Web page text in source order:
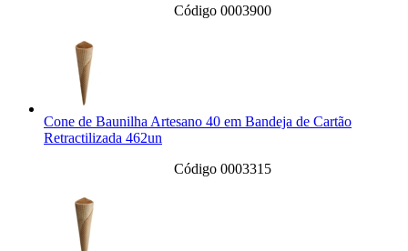
Código 0003900
Cone de Baunilha Artesano 40 em Bandeja de Cartão
Retractilizada 462un
Código 0003315